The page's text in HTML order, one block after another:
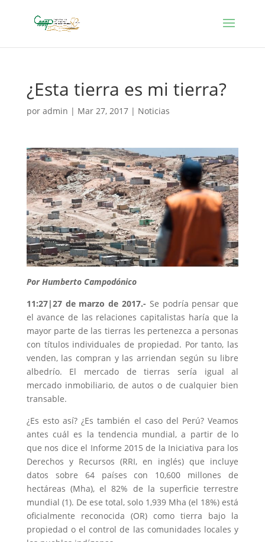
¿Esta tierra es mi tierra?
por admin | Mar 27, 2017| Noticias
Por Humberto Campodónico
11:27|27 de marzo de 2017.- Se podría pensar que
el avance de las relaciones capitalistas haría que la
mayor parte de las tierras les pertenezca a personas
con títulos individuales de propiedad. Por tanto, las
venden, las compran y las arriendan según su libre
albedrío. El mercado de tierras sería igual al
mercado inmobiliario, de autos o de cualquier bien
transable.
¿Es esto así? ¿Es también el caso del Perú? Veamos
antes cuál es la tendencia mundial, a partir de lo
que nos dice el Informe 2015 de la Iniciativa para los
Derechos y Recursos (RRI, en inglés) que incluye
datos sobre 64 países con 10,600 millones de
hectáreas (Mha), el 82% de la superficie terrestre
mundial (1). De ese total, solo 1,939 Mha (el 18%) está
oficialmente reconocida (OR) como tierra bajo la
propiedad o el control de las comunidades locales y